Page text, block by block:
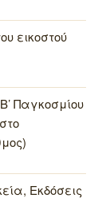
εικοστού
Παγκοσμίου
Εκδόσεις